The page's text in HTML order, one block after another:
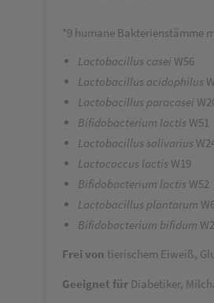
*9 humane Bakterienstämme
Lactobacillus casei W56
Lactobacillus acidophilus
Lactobacillus paracasei
Bifidobacterium lactis W51
Lactobacillus salivarius
Lactococcus lactis W19
Bifidobacterium lactis W52
Lactobacillus plantarum
Bifidobacterium bifidum
Frei von tierischem Eiweiß,
Geeignet für Diabetiker,